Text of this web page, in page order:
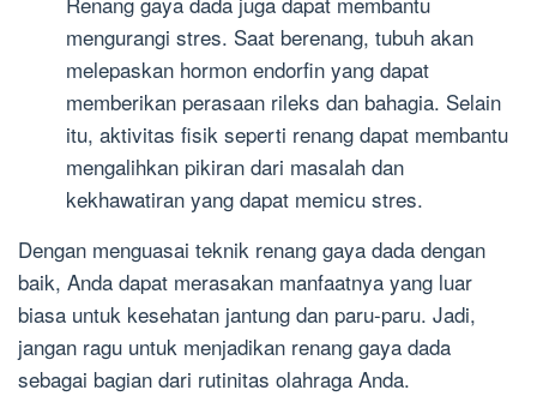
mengurangi stres. Saat berenang, tubuh akan
melepaskan hormon endorfin yang dapat
memberikan perasaan rileks dan bahagia. Selain
itu, aktivitas fisik seperti renang dapat membantu
mengalihkan pikiran dari masalah dan
kekhawatiran yang dapat memicu stres.
Dengan menguasai teknik renang gaya dada dengan
baik, Anda dapat merasakan manfaatnya yang luar
biasa untuk kesehatan jantung dan paru-paru. Jadi,
jangan ragu untuk menjadikan renang gaya dada
sebagai bagian dari rutinitas olahraga Anda.